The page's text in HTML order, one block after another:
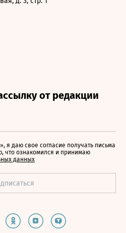
я даю свое согласие получать письма
что ознакомился и принимаю
данных